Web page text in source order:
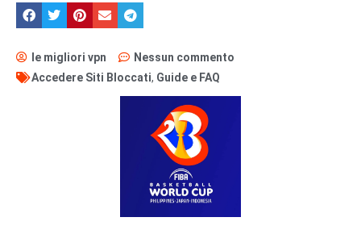
le migliori vpn
Nessun commento
Accedere Siti Bloccati, Guide e FAQ